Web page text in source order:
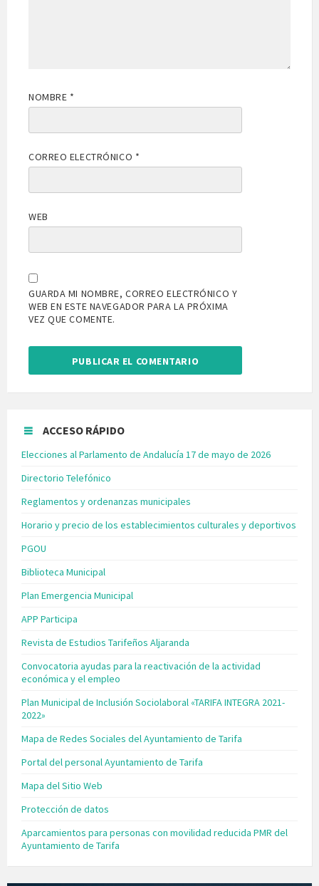
NOMBRE *
CORREO ELECTRÓNICO *
WEB
GUARDA MI NOMBRE, CORREO ELECTRÓNICO Y
WEB EN ESTE NAVEGADOR PARA LA PRÓXIMA
VEZ QUE COMENTE.
ACCESO RÁPIDO
Elecciones al Parlamento de Andalucía 17 de mayo de 2026
Directorio Telefónico
Reglamentos y ordenanzas municipales
Horario y precio de los establecimientos culturales y deportivos
PGOU
Biblioteca Municipal
Plan Emergencia Municipal
APP Participa
Revista de Estudios Tarifeños Aljaranda
Convocatoria ayudas para la reactivación de la actividad
económica y el empleo
Plan Municipal de Inclusión Sociolaboral «TARIFA INTEGRA 2021-
2022»
Mapa de Redes Sociales del Ayuntamiento de Tarifa
Portal del personal Ayuntamiento de Tarifa
Mapa del Sitio Web
Protección de datos
Aparcamientos para personas con movilidad reducida PMR del
Ayuntamiento de Tarifa